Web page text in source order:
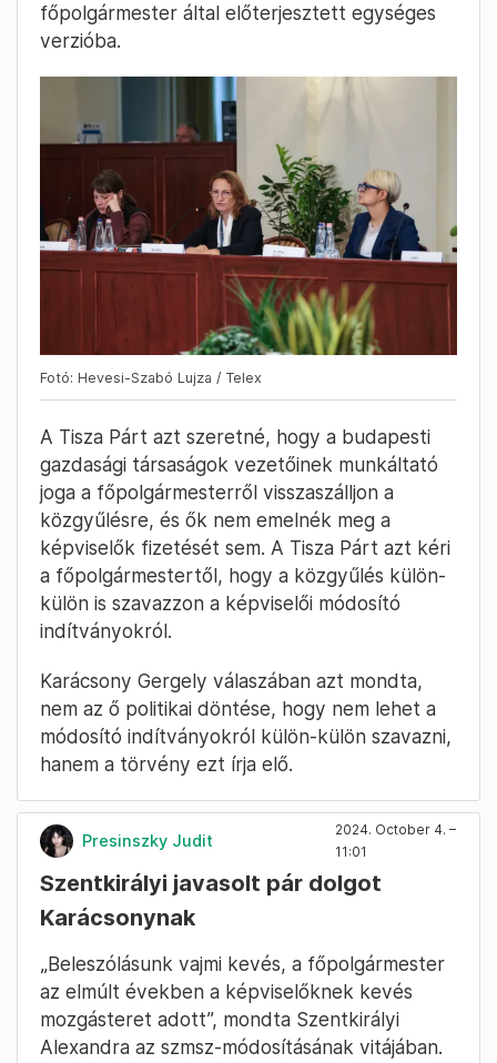
főpolgármester által előterjesztett egységes
verzióba.
Fotó: Hevesi-Szabó Lujza / Telex
A Tisza Párt azt szeretné, hogy a budapesti
gazdasági társaságok vezetőinek munkáltató
joga a főpolgármesterről visszaszálljon a
közgyűlésre, és ők nem emelnék meg a
képviselők fizetését sem. A Tisza Párt azt kéri
a főpolgármestertől, hogy a közgyűlés külön-
külön is szavazzon a képviselői módosító
indítványokról.
Karácsony Gergely válaszában azt mondta,
nem az ő politikai döntése, hogy nem lehet a
módosító indítványokról külön-külön szavazni,
hanem a törvény ezt írja elő.
Presinszky Judit
2024. October 4. –
11:01
Szentkirályi javasolt pár dolgot
Karácsonynak
„Beleszólásunk vajmi kevés, a főpolgármester
az elmúlt években a képviselőknek kevés
mozgásteret adott”, mondta Szentkirályi
Alexandra az szmsz-módosításának vitájában.